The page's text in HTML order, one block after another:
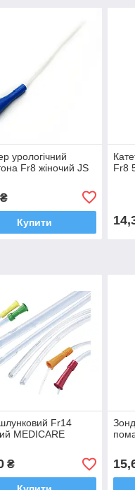
урологічний
Fr8 жіночий JS
Купити
Fr8
Fr14
MEDICARE
₴